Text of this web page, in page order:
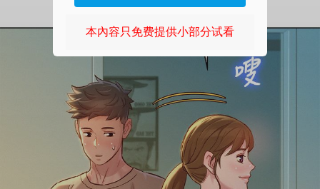
本內容只免费提供小部分试看